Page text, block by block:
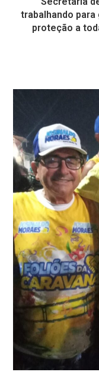
trabalhando
proteção a